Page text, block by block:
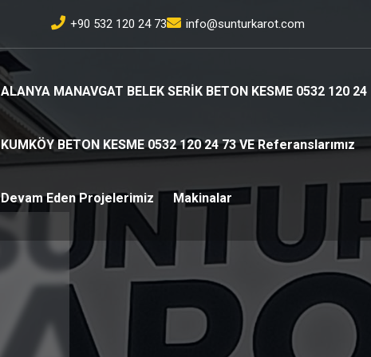
+90 532 120 24 73 info@sunturkarot.com
ALANYA MANAVGAT BELEK SERİK BETON KESME 0532 120 24
KUMKÖY BETON KESME 0532 120 24 73 VE Referanslarımız
Devam Eden Projelerimiz Makinalar